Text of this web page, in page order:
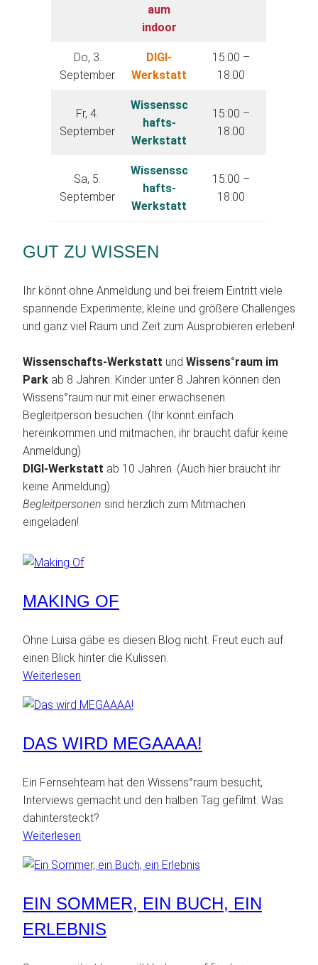
aum
indoor
Do, 3.
September
DIGI-
Werkstatt
15:00 –
18:00
Fr, 4.
September
Wissenssc
hafts-
Werkstatt
15:00 –
18:00
Sa, 5.
September
Wissenssc
hafts-
Werkstatt
15:00 –
18:00
GUT ZU WISSEN
Ihr könnt ohne Anmeldung und bei freiem Eintritt viele
spannende Experimente, kleine und größere Challenges
und ganz viel Raum und Zeit zum Ausprobieren erleben!
Wissenschafts-Werkstatt und Wissens°raum im
Park ab 8 Jahren. Kinder unter 8 Jahren können den
Wissens°raum nur mit einer erwachsenen
Begleitperson besuchen. (Ihr könnt einfach
hereinkommen und mitmachen, ihr braucht dafür keine
Anmeldung)
DIGI-Werkstatt ab 10 Jahren. (Auch hier braucht ihr
keine Anmeldung)
Begleitpersonen sind herzlich zum Mitmachen
eingeladen!
MAKING OF
Ohne Luisa gäbe es diesen Blog nicht. Freut euch auf
einen Blick hinter die Kulissen.
Weiterlesen
Of
DAS WIRD MEGAAAA!
Ein Fernsehteam hat den Wissens°raum besucht,
Interviews gemacht und den halben Tag gefilmt. Was
dahintersteckt?
Weiterlesen
wird
EIN SOMMER, EIN BUCH, EIN
ERLEBNIS